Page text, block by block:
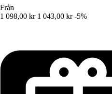
Från
1 098,00 kr 1 043,00 kr -5%